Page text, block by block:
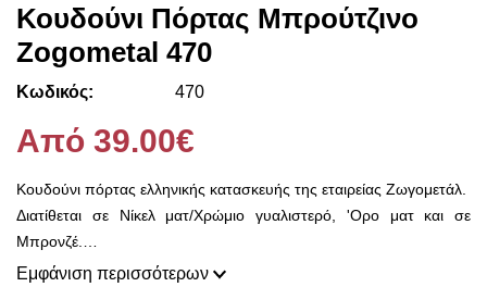
Κουδούνι Πόρτας Μπρούτζινο
Zogometal 470
Κωδικός: 470
Από 39.00€
Κουδούνι πόρτας ελληνικής κατασκευής της εταιρείας Ζωγομετάλ.
Διατίθεται σε Νίκελ ματ/Χρώμιο γυαλιστερό, 'Ορο ματ και σε
Μπρονζέ.
Το μέταλλο κατασκευής είναι Μπρούτζος (Ορείχαλκος).
Εμφάνιση περισσότερων